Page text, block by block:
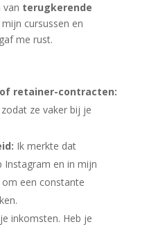
van terugkerende
cursussen en
me rust.
retainer-contracten:
ze vaker bij je
Ik merkte dat
Instagram en in mijn
een constante
inkomsten. Heb je